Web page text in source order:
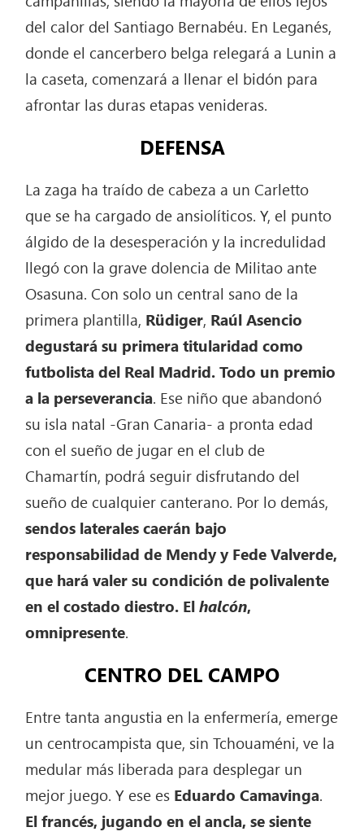
del calor del Santiago Bernabéu. En Leganés,
donde el cancerbero belga relegará a Lunin a
la caseta, comenzará a llenar el bidón para
afrontar las duras etapas venideras.
DEFENSA
La zaga ha traído de cabeza a un Carletto
que se ha cargado de ansiolíticos. Y, el punto
álgido de la desesperación y la incredulidad
llegó con la grave dolencia de Militao ante
Osasuna. Con solo un central sano de la
primera plantilla, Rüdiger, Raúl Asencio
degustará su primera titularidad como
futbolista del Real Madrid. Todo un premio
a la perseverancia. Ese niño que abandonó
su isla natal -Gran Canaria- a pronta edad
con el sueño de jugar en el club de
Chamartín, podrá seguir disfrutando del
sueño de cualquier canterano. Por lo demás,
sendos laterales caerán bajo
responsabilidad de Mendy y Fede Valverde,
que hará valer su condición de polivalente
en el costado diestro. Elhalcón,
omnipresente.
CENTRO DEL CAMPO
Entre tanta angustia en la enfermería, emerge
un centrocampista que, sin Tchouaméni, ve la
medular más liberada para desplegar un
mejor juego. Y ese es Eduardo Camavinga.
El francés, jugando en el ancla, se siente